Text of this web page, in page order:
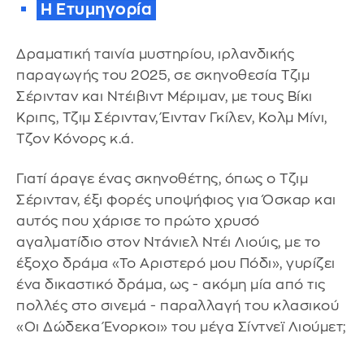
Η Ετυμηγορία
Δραματική ταινία μυστηρίου, ιρλανδικής
παραγωγής του 2025, σε σκηνοθεσία Τζιμ
Σέρινταν και Ντέιβιντ Μέριμαν, με τους Βίκι
Κριπς, Τζιμ Σέρινταν, Έινταν Γκίλεν, Κολμ Μίνι,
Τζον Κόνορς κ.ά.
Γιατί άραγε ένας σκηνοθέτης, όπως ο Τζιμ
Σέρινταν, έξι φορές υποψήφιος για Όσκαρ και
αυτός που χάρισε το πρώτο χρυσό
αγαλματίδιο στον Ντάνιελ Ντέι Λιούις, με το
έξοχο δράμα «Το Αριστερό μου Πόδι», γυρίζει
ένα δικαστικό δράμα, ως - ακόμη μία από τις
πολλές στο σινεμά - παραλλαγή του κλασικού
«Οι Δώδεκα Ένορκοι» του μέγα Σίντνεϊ Λιούμετ;